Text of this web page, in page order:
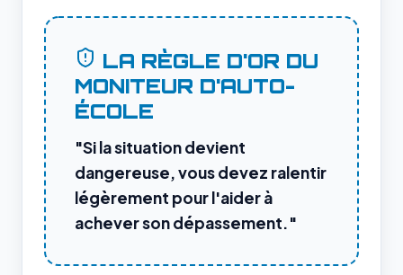
LA RÈGLE D'OR DU
MONITEUR D'AUTO-
ÉCOLE
"Si la situation devient
dangereuse, vous devez ralentir
légèrement pour l'aider à
achever son dépassement."